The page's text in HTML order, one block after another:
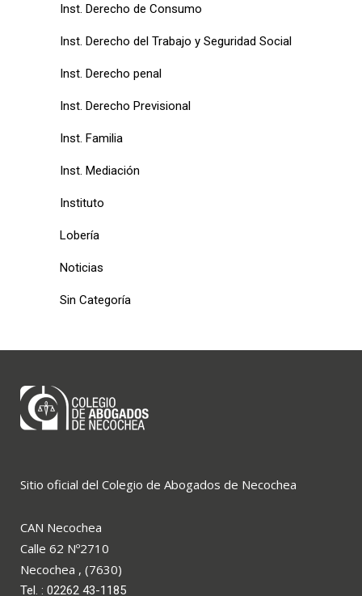
Inst. Derecho de Consumo
Inst. Derecho del Trabajo y Seguridad Social
Inst. Derecho penal
Inst. Derecho Previsional
Inst. Familia
Inst. Mediación
Instituto
Lobería
Noticias
Sin Categoría
Sitio oficial del Colegio de Abogados de Necochea
CAN Necochea
Calle 62 Nº2710
Necochea , (7630)
Tel. : 02262 43-1185